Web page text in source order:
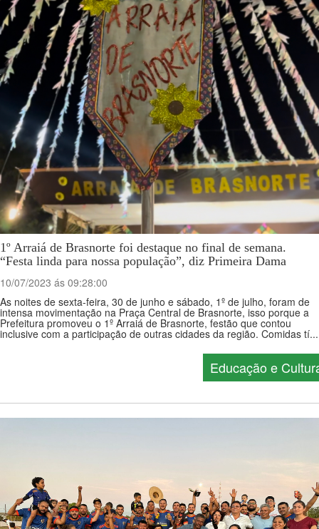
1º Arraiá de Brasnorte foi destaque no final de semana.
“Festa linda para nossa população”, diz Primeira Dama
10/07/2023 ás 09:28:00
As noites de sexta-feira, 30 de junho e sábado, 1º de julho, foram de
intensa movimentação na Praça Central de Brasnorte, isso porque a
Prefeitura promoveu o 1º Arraiá de Brasnorte, festão que contou
inclusive com a participação de outras cidades da região. Comidas tí...
Educação e